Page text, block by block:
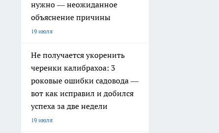
нужно — неожиданное
объяснение причины
19 июля
Не получается укоренить
черенки калибрахоа: 3
роковые ошибки садовода —
вот как исправил и добился
успеха за две недели
19 июля